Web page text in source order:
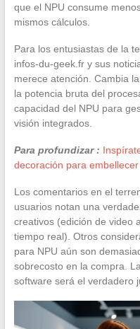
que el NPU consume
mismos cálculos.
Para los entusiastas de la
infos-du-geek.fr y sus
merece atención. Cambia
la potencia bruta del
capacidad del NPU para
visión integrados.
Para profundizar :
decoración para
Los comentarios en el
usuarios notan una
creativos (edición de video
tiempo real). Otros
para NPU aún son
sobrecosto en la compra.
software será el verdadero